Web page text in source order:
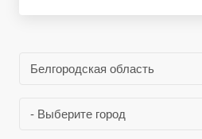
Белгородская область
- Выберите город